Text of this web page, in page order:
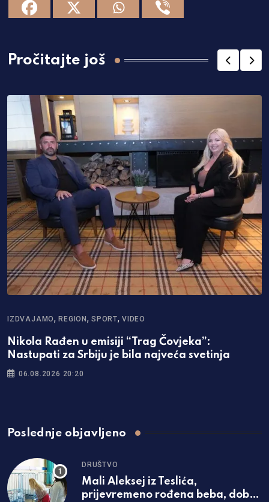
Pročitajte još
IZDVAJAMO,REGION,SPORT,VIDEO
Nikola Rađen u emisiji “Trag Čovjeka”:
Nastupati za Srbiju je bila najveća svetinja
06.08.2026 20:20
Poslednje objavljeno
DRUŠTVO
Mali Aleksej iz Teslića,
prijevremeno rođena beba, dobio